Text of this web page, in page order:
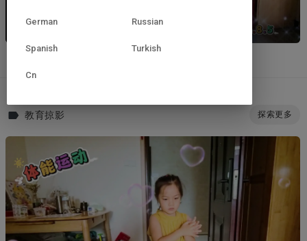
教育掠影 探索更多
German Russian
Spanish Turkish
Cn